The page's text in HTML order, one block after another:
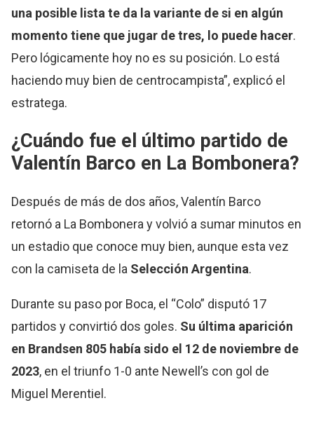
una posible lista te da la variante de si en algún
momento tiene que jugar de tres, lo puede hacer.
Pero lógicamente hoy no es su posición. Lo está
haciendo muy bien de centrocampista”, explicó el
estratega.
¿Cuándo fue el último partido de
Valentín Barco en La Bombonera?
Después de más de dos años, Valentín Barco
retornó a La Bombonera y volvió a sumar minutos en
un estadio que conoce muy bien, aunque esta vez
con la camiseta de la Selección Argentina.
Durante su paso por Boca, el “Colo” disputó 17
partidos y convirtió dos goles. Su última aparición
en Brandsen 805 había sido el 12 de noviembre de
2023, en el triunfo 1-0 ante Newell’s con gol de
Miguel Merentiel.